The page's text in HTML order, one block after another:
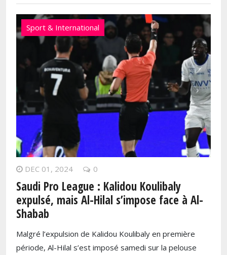
Sport & International
DEC 01, 2024 0
Saudi Pro League : Kalidou Koulibaly
expulsé, mais Al-Hilal s’impose face à Al-
Shabab
Malgré l’expulsion de Kalidou Koulibaly en première
période, Al-Hilal s’est imposé samedi sur la pelouse